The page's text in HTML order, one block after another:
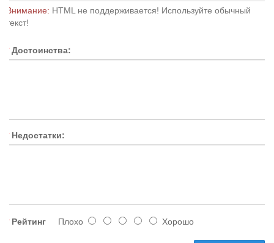
Внимание: HTML не поддерживается! Используйте обычный
текст!
Достоинства:
Недостатки:
Рейтинг Плохо Хорошо